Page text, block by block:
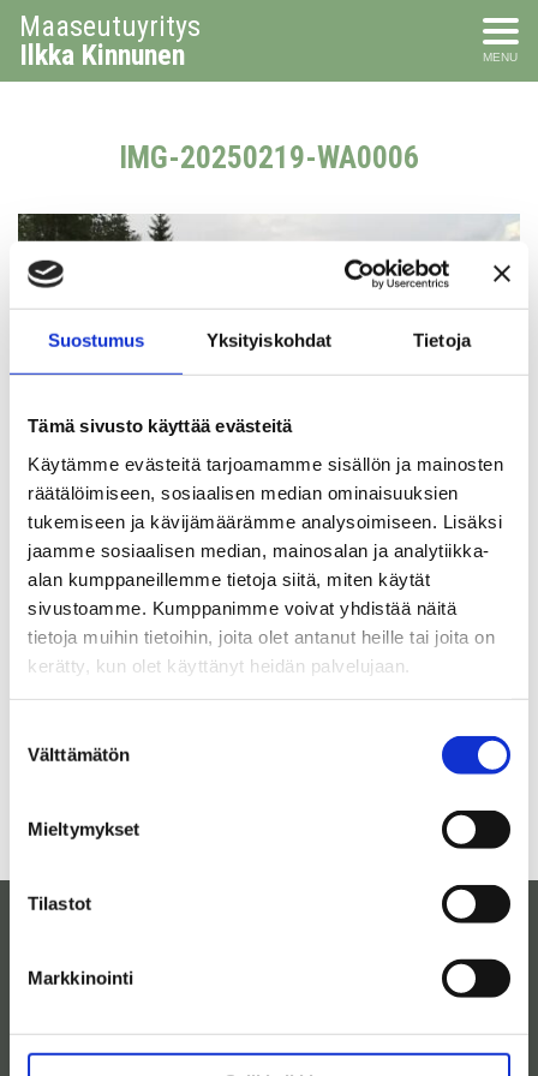
Suostumus Yksityiskohdat Tietoja
Tämä sivusto käyttää evästeitä
Käytämme evästeitä tarjoamamme sisällön ja mainosten
räätälöimiseen, sosiaalisen median ominaisuuksien
tukemiseen ja kävijämäärämme analysoimiseen. Lisäksi
jaamme sosiaalisen median, mainosalan ja analytiikka-
alan kumppaneillemme tietoja siitä, miten käytät
sivustoamme. Kumppanimme voivat yhdistää näitä
tietoja muihin tietoihin, joita olet antanut heille tai joita on
kerätty, kun olet käyttänyt heidän palvelujaan.
valinta
Välttämätön
Mieltymykset
Tilastot
Markkinointi
Maaseutuyritys
Ilkka Kinnunen
MENU
IMG-20250219-WA0006
Yhteystiedot